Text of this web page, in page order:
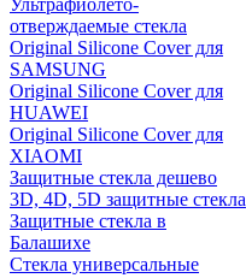
Ультрафиолето-
отверждаемые стекла
Original Silicone Cover для
SAMSUNG
Original Silicone Cover для
HUAWEI
Original Silicone Cover для
XIAOMI
Защитные стекла дешево
3D, 4D, 5D защитные стекла
Защитные стекла в
Балашихе
Стекла универсальные